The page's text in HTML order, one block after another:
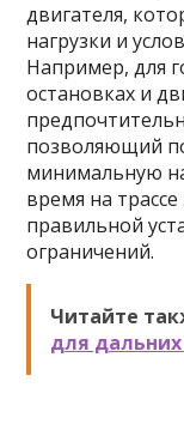
двигателя,
нагрузки и
Например, для
остановках и
позволяющий
минимальную
время на
правильной
ограничений.
Читайте
для